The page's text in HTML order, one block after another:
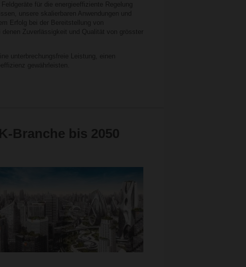
für die energieeffiziente Regelung
unsere skalierbaren Anwendungen und
Erfolg bei der Bereitstellung von
Zuverlässigkeit und Qualität von grösster
unterbrechungsfreie Leistung, einen
gewährleisten.
Branche bis 2050